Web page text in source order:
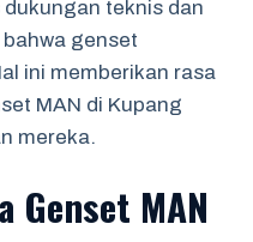
teknis dan
genset
ini memberikan rasa
MAN di Kupang
mereka.
Genset MAN